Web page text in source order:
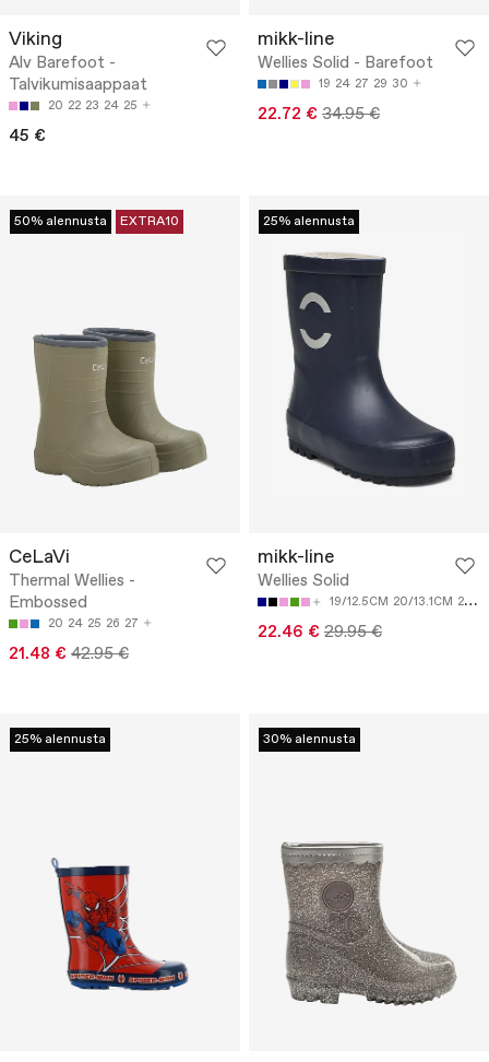
Viking
Alv Barefoot -
Talvikumisaappaat
20 22 23 24 25
45 €
mikk-line
Wellies Solid - Barefoot
19 24 27 29 30
22.72 € 34.95 €
50% alennusta EXTRA10
CeLaVi
Thermal Wellies -
Embossed
20 24 25 26 27
21.48 € 42.95 €
25% alennusta
mikk-line
Wellies Solid
19/12.5CM 20/13.1CM 21/13.8CM
22.46 € 29.95 €
25% alennusta 30% alennusta